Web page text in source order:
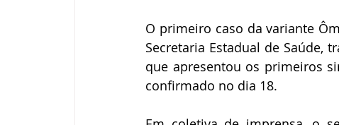
O primeiro caso da variante
Secretaria Estadual de Saúde,
que apresentou os primeiros
confirmado no dia 18.